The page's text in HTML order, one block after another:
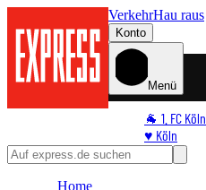
VerkehrHau raus
Konto
Menü
🐐 1. FC Köln
♥️ Köln
⭐ Promi
Home